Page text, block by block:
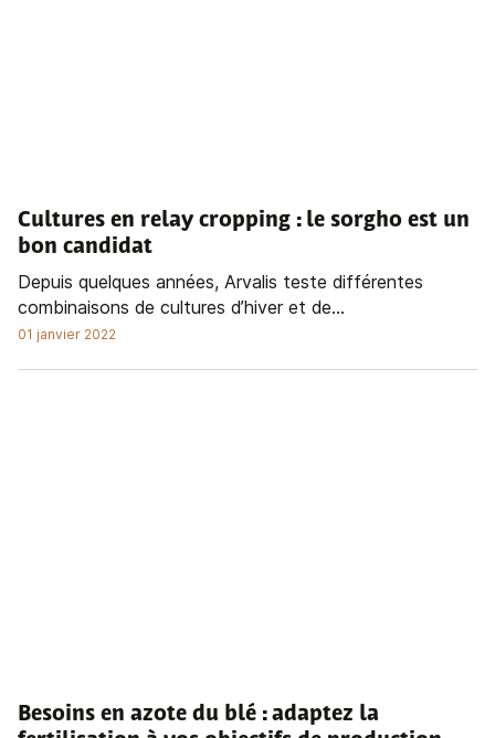
Cultures en relay cropping : le sorgho est un
bon candidat
Depuis quelques années, Arvalis teste différentes
combinaisons de cultures d’hiver et de...
01 janvier 2022
Besoins en azote du blé : adaptez la